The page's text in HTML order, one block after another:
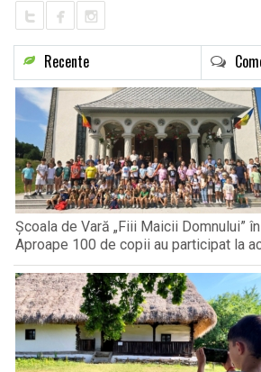
Recente
Școala de Vară „Fiii Maicii Domnului”
Aproape 100 de copii au participat la